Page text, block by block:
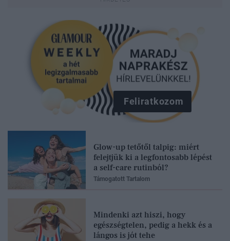
Feliratkozom
Glow-up tetőtől talpig: miért
felejtjük ki a legfontosabb lépést
a self-care rutinból?
Támogatott Tartalom
Mindenki azt hiszi, hogy
egészségtelen, pedig a hekk és a
lángos is jót tehe